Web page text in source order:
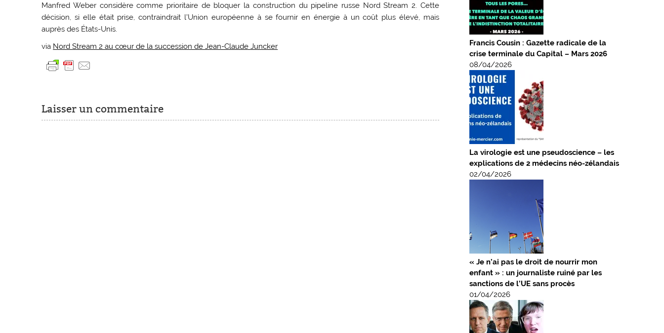
Manfred Weber considère comme prioritaire de bloquer la construction du pipeline russe Nord Stream 2. Cette
décision, si elle était prise, contraindrait l’Union européenne à se fournir en énergie à un coût plus élevé, mais
auprès des États-Unis.
via Nord Stream 2 au cœur de la succession de Jean-Claude Juncker
Laisser un commentaire
Francis Cousin : Gazette radicale de la
crise terminale du Capital – Mars 2026
08/04/2026
La virologie est une pseudoscience – les
explications de 2 médecins néo-zélandais
02/04/2026
« Je n’ai pas le droit de nourrir mon
enfant » : un journaliste ruiné par les
sanctions de l’UE sans procès
01/04/2026